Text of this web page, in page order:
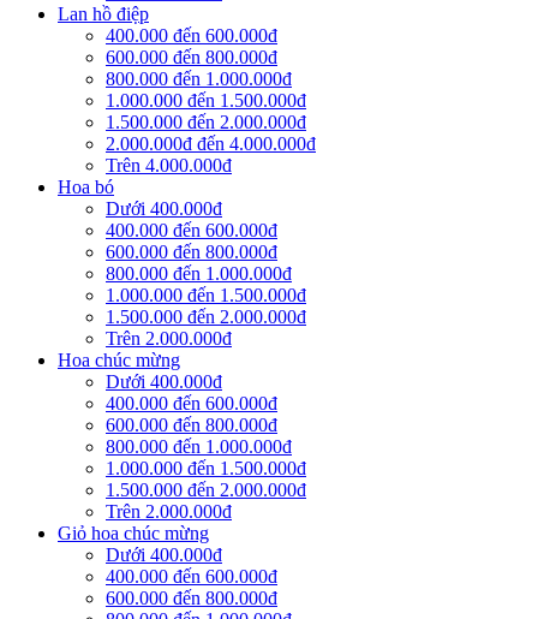
Lan hồ điệp
400.000 đến 600.000đ
600.000 đến 800.000đ
800.000 đến 1.000.000đ
1.000.000 đến 1.500.000đ
1.500.000 đến 2.000.000đ
2.000.000đ đến 4.000.000đ
Trên 4.000.000đ
Hoa bó
Dưới 400.000đ
400.000 đến 600.000đ
600.000 đến 800.000đ
800.000 đến 1.000.000đ
1.000.000 đến 1.500.000đ
1.500.000 đến 2.000.000đ
Trên 2.000.000đ
Hoa chúc mừng
Dưới 400.000đ
400.000 đến 600.000đ
600.000 đến 800.000đ
800.000 đến 1.000.000đ
1.000.000 đến 1.500.000đ
1.500.000 đến 2.000.000đ
Trên 2.000.000đ
Giỏ hoa chúc mừng
Dưới 400.000đ
400.000 đến 600.000đ
600.000 đến 800.000đ